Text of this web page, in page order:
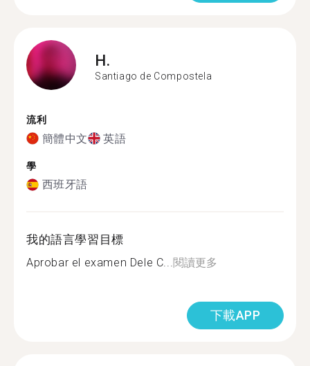
H.
Santiago de Compostela
流利
簡體中文 英語
學
西班牙語
我的語言學習目標
Aprobar el examen Dele C...閱讀更多
下載APP